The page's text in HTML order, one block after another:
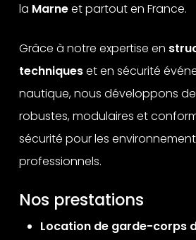
la Marneet partout en France.
Grâce à notre expertise en
techniqueset en sécurité
nautique, nous développons
robustes, modulaires et
sécurité pour les
professionnels.
Nos prestations
Location de garde-corps